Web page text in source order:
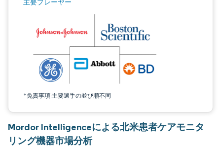
主要プレーヤー
*免責事項:主要選手の並び順不同
Mordor Intelligenceによる北米患者ケアモニタ
リング機器市場分析